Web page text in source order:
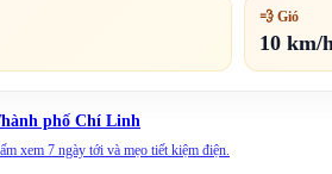
💨 Gió
10 km/
phố Chí Linh
xem 7 ngày tới và mẹo tiết kiệm điện.